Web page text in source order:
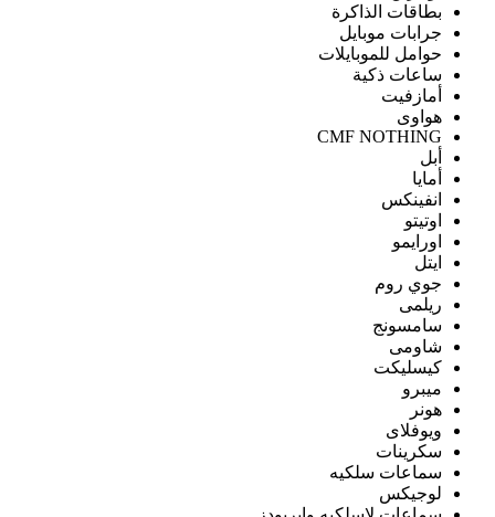
بطاقات الذاكرة
جرابات موبايل
حوامل للموبايلات
ساعات ذكية
أمازفيت
هواوى
CMF NOTHING
أبل
أمايا
انفينكس
اوتيتو
اورايمو
ايتل
جوي روم
ريلمى
سامسونج
شاومى
كيسليكت
ميبرو
هونر
ويوفلاى
سكرينات
سماعات سلكيه
لوجيكس